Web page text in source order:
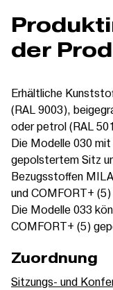
der
Erhältliche
(RAL 9003),
oder petrol (RAL
Die Modelle 030
gepolstertem Sitz
Bezugsstoffen
und COMFORT+
Die Modelle 033
COMFORT+ (5)
Zuordnung
Sitzungs- und